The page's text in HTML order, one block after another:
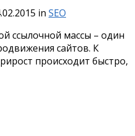
in SEO
ссылочной массы – один
сайтов. К
происходит быстро,